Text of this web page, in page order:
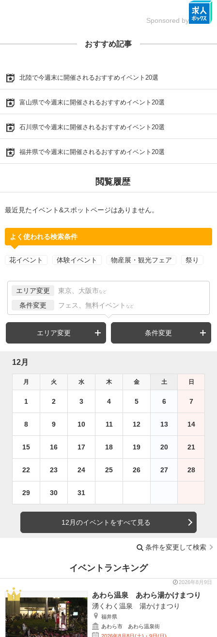
Sponsored by
おすすめ記事
北陸で今週末に開催されるおすすめイベント20選
富山県で今週末に開催されるおすすめイベント20選
石川県で今週末に開催されるおすすめイベント20選
福井県で今週末に開催されるおすすめイベント20選
閲覧履歴
最近見たイベント&スポットページはありません。
よく使われる検索条件
花イベント 体験イベント 物産展・観光フェア 祭り
エリア変更 東京、大阪市 など
条件変更 フェス、無料イベント など
エリア変更 条件変更
12月
月 火 水 木 金 土 日
1 2 3 4 5 6 7
8 9 10 11 12 13 14
15 16 17 18 19 20 21
22 23 24 25 26 27 28
29 30 31
12月のイベントをすべて見る
条件を変更して検索
イベントランキング
2026年8月9日
あわら温泉 あわら湯かけまつり
湧くわく温泉 湯かけまつり
福井県
あわら市 あわら温泉街